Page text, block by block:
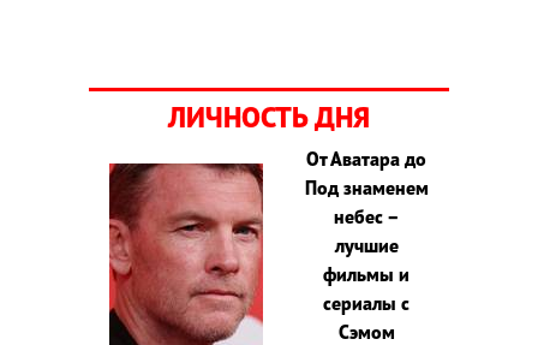
ЛИЧНОСТЬ ДНЯ
От Аватара до
Под знаменем
небес –
лучшие
фильмы и
сериалы с
Сэмом